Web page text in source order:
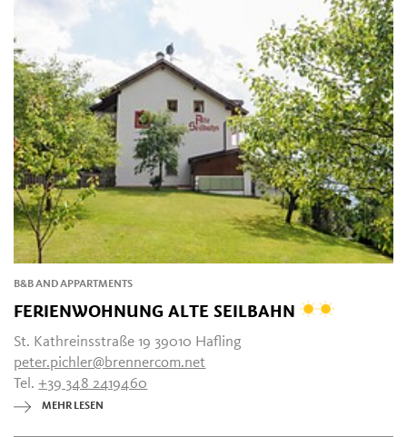
B&B AND APPARTMENTS
FERIENWOHNUNG ALTE SEILBAHN
St. Kathreinsstraße 19 39010 Hafling
peter.pichler@brennercom.net
Tel.+39 348 2419460
MEHR LESEN